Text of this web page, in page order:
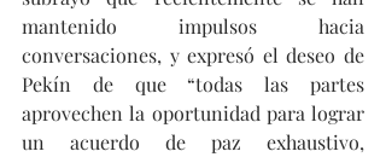
mantenido impulsos hacia
conversaciones, y expresó el deseo de
Pekín de que “todas las partes
aprovechen la oportunidad para lograr
un acuerdo de paz exhaustivo,